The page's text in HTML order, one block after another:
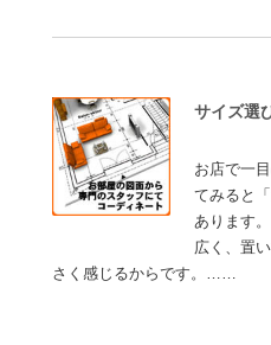
サイズ選
お店で一
てみると
あります
広く、置
さく感じるからです。……